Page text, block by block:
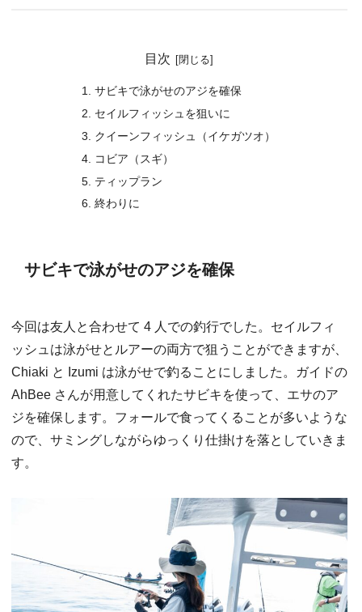
目次
サビキで泳がせのアジを確保
セイルフィッシュを狙いに
クイーンフィッシュ（イケガツオ）
コビア（スギ）
ティップラン
終わりに
サビキで泳がせのアジを確保
今回は友人と合わせて 4 人での釣行でした。セイルフィ
ッシュは泳がせとルアーの両方で狙うことができますが、
Chiaki と Izumi は泳がせで釣ることにしました。ガイドの
AhBee さんが用意してくれたサビキを使って、エサのア
ジを確保します。フォールで食ってくることが多いような
ので、サミングしながらゆっくり仕掛けを落としていきま
す。